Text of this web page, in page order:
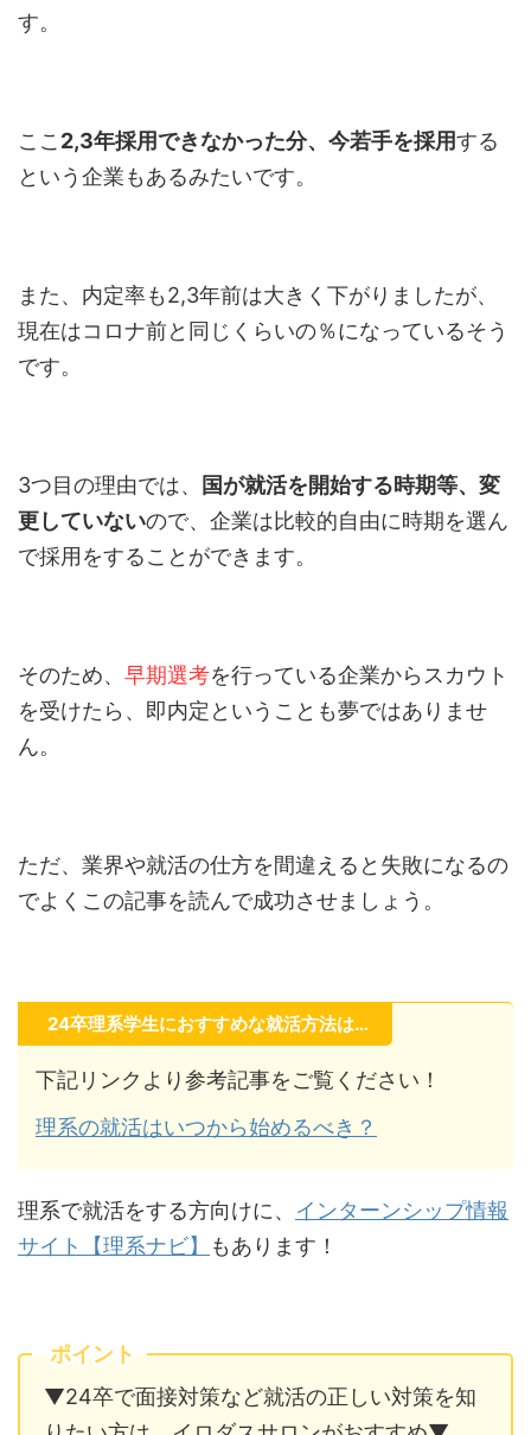
す。
ここ 2,3年採用できなかった分、今若手を採用する
という企業もあるみたいです。
また、内定率も2,3年前は大きく下がりましたが、
現在はコロナ前と同じくらいの％になっているそう
です。
3つ目の理由では、
国が就活を開始する時期等、変
更していないので、企業は比較的自由に時期を選ん
で採用をすることができます。
そのため、 早期選考を行っている企業からスカウト
を受けたら、即内定ということも夢ではありませ
ん。
ただ、業界や就活の仕方を間違えると失敗になるの
でよくこの記事を読んで成功させましょう。
24卒理系学生におすすめな就活方法は…
下記リンクより参考記事をご覧ください！
理系の就活はいつから始めるべき？
理系で就活をする方向けに、 インターンシップ情報
サイト【理系ナビ】
もあります！
ポイント
▼24卒で面接対策など就活の正しい対策を知